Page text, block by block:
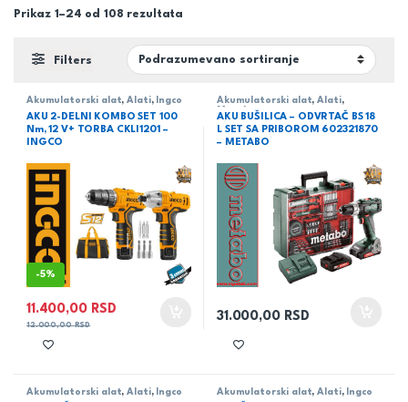
Prikaz 1–24 od 108 rezultata
Filters
Akumulatorski alat,Alati, Ingco
AKU 2-DELNI KOMBO SET 100
Nm, 12 V+ TORBA CKLI1201 –
INGCO
-5%
11.400,00 RSD
12.000,00RSD
Akumulatorski alat,Alati,
Metabo
AKU BUŠILICA – ODVRTAČ BS 18
L SET SA PRIBOROM 602321870
– METABO
31.000,00 RSD
Akumulatorski alat,Alati, Ingco Akumulatorski alat,Alati, Ingco